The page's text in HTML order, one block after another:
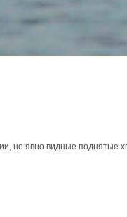
но явно видные поднятые